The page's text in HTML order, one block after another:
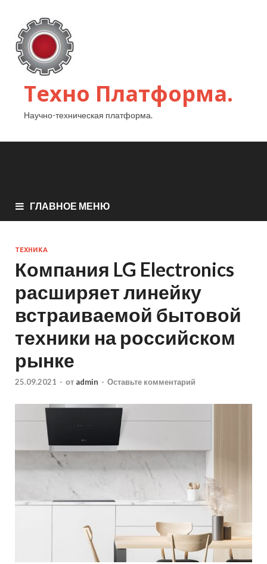
Техно Платформа.
Научно-техническая платформа.
ГЛАВНОЕ МЕНЮ
ТЕХНИКА
Компания LG Electronics
расширяет линейку
встраиваемой бытовой
техники на российском
рынке
25.09.2021 - от admin - Оставьте комментарий